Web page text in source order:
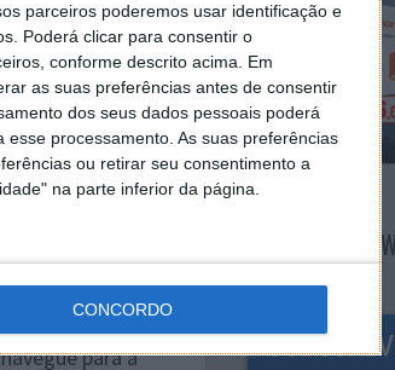
parceiros poderemos usar identificação e
Poderá clicar para consentir o
conforme descrito acima. Em
as suas preferências antes de consentir
dos seus dados pessoais poderá
processamento. As suas preferências
ou retirar seu consentimento a
na parte inferior da página.
CONCORDO
após
ajudam-no a
para a
NEWSLETTER